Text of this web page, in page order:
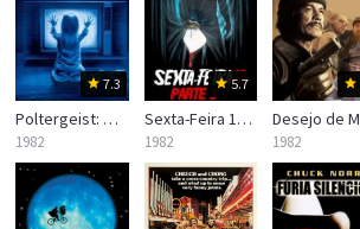
7.3
Poltergeist: O Fenômeno
1982
5.7
Sexta-Feira 13 – Parte 3
1982 1982